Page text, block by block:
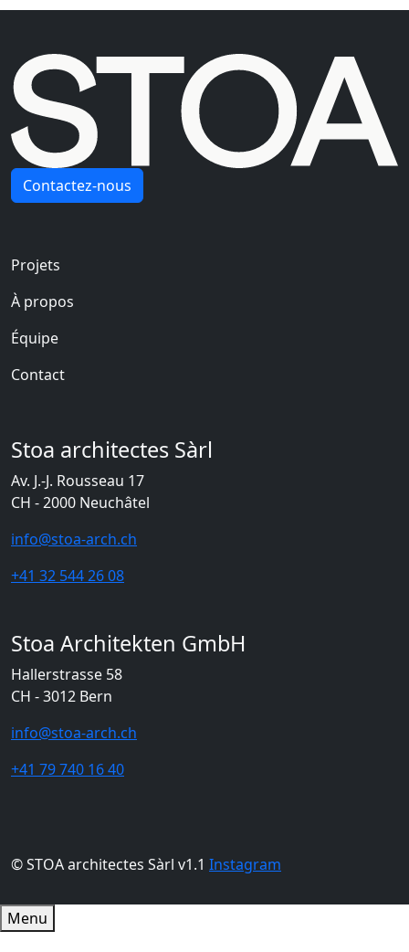
Contactez-nous
Navigation principale
Projets
À propos
Équipe
Contact
Stoa architectes Sàrl
Av. J.-J. Rousseau 17
CH - 2000 Neuchâtel
info@stoa-arch.ch
+41 32 544 26 08
Stoa Architekten GmbH
Hallerstrasse 58
CH - 3012 Bern
info@stoa-arch.ch
+41 79 740 16 40
© STOA architectes Sàrl v1.1 Instagram
Menu